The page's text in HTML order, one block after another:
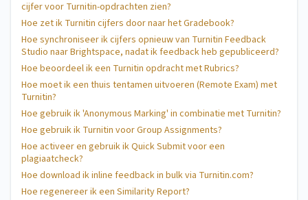
cijfer voor Turnitin-opdrachten zien?
Hoe zet ik Turnitin cijfers door naar het Gradebook?
Hoe synchroniseer ik cijfers opnieuw van Turnitin Feedback
Studio naar Brightspace, nadat ik feedback heb gepubliceerd?
Hoe beoordeel ik een Turnitin opdracht met Rubrics?
Hoe moet ik een thuis tentamen uitvoeren (Remote Exam) met
Turnitin?
Hoe gebruik ik 'Anonymous Marking' in combinatie met Turnitin?
Hoe gebruik ik Turnitin voor Group Assignments?
Hoe activeer en gebruik ik Quick Submit voor een
plagiaatcheck?
Hoe download ik inline feedback in bulk via Turnitin.com?
Hoe regenereer ik een Similarity Report?